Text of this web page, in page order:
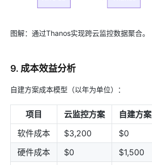
图解：通过Thanos实现跨云监控数据聚合。
9. 成本效益分析
自建方案成本模型（以年为单位）：
项目 云监控方案
自建方案
软件成本
$3,200
$0
硬件成本
$0
$1,500